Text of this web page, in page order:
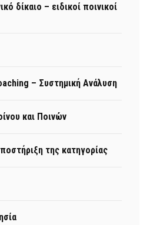
δίκαιο – ειδικοί ποινικοί
– Συστημική Ανάλυση
και Ποινών
της κατηγορίας